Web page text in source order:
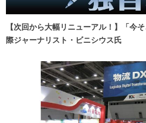
【次回から大幅リニューアル！】「
際ジャーナリスト・ビニシウス氏